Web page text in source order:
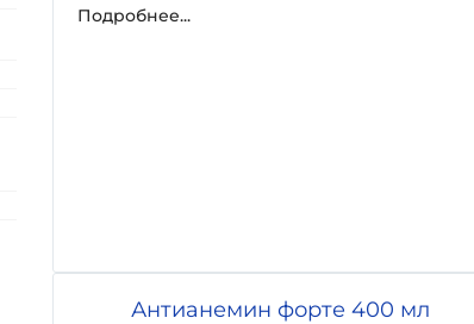
Подробнее...
Антианемин форте 400 мл